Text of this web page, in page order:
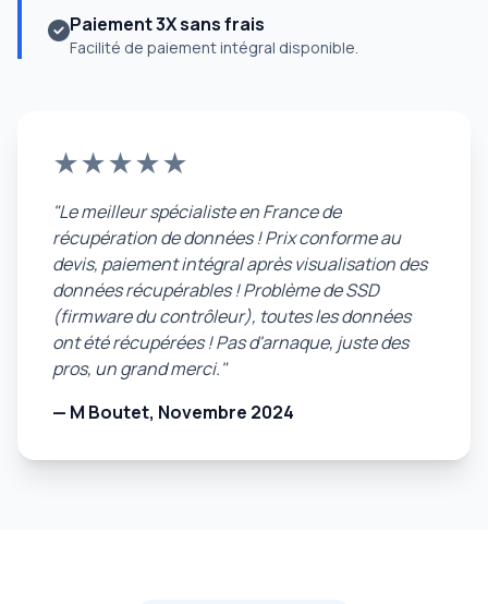
Paiement 3X sans frais
Facilité de paiement intégral disponible.
★★★★★
"Le meilleur spécialiste en France de
récupération de données ! Prix conforme au
devis, paiement intégral après visualisation des
données récupérables ! Problème de SSD
(firmware du contrôleur), toutes les données
ont été récupérées ! Pas d'arnaque, juste des
pros, un grand merci."
— M Boutet, Novembre 2024